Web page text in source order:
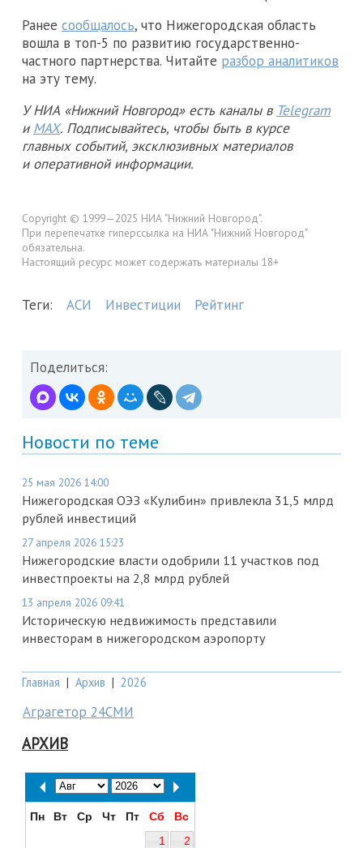
Ранее сообщалось, что Нижегородская область
вошла в топ-5 по развитию государственно-
частного партнерства. Читайте разбор аналитиков
на эту тему.
У НИА «Нижний Новгород» есть каналы в Telegram
и MAX. Подписывайтесь, чтобы быть в курсе
главных событий, эксклюзивных материалов
и оперативной информации.
Copyright © 1999—2025 НИА "Нижний Новгород".
При перепечатке гиперссылка на НИА "Нижний Новгород"
обязательна.
Настоящий ресурс может содержать материалы 18+
Теги: АСИ Инвестиции Рейтинг
Поделиться:
Новости по теме
25 мая 2026 14:00
Нижегородская ОЭЗ «Кулибин» привлекла 31,5 млрд
рублей инвестиций
27 апреля 2026 15:23
Нижегородские власти одобрили 11 участков под
инвестпроекты на 2,8 млрд рублей
13 апреля 2026 09:41
Историческую недвижимость представили
инвесторам в нижегородском аэропорту
Главная | Архив | 2026
Аграгетор 24СМИ
АРХИВ
Пн Вт Ср Чт Пт Сб
Вс
1
2